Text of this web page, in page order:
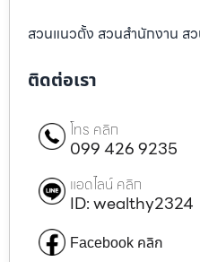
สวนแนวตั้ง สวนสำนักงาน ส
ติดต่อเรา
โทร คลิก
099 426 9235
แอดไลน์ คลิก
ID: wealthy2324
Facebook คลิก